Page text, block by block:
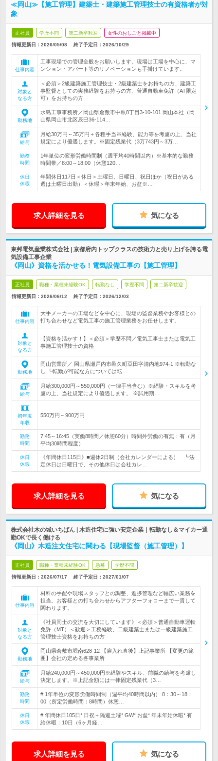
≪岡山≫【施工管理】建築士・建築施工管理技士の有資格者が対
象
正社員 学歴不問 第二新卒歓迎 女性のおしごと掲載中
情報更新日：2026/05/08 終了予定日： 2026/10/29
仕事内容
工事現場での管理全般をお願いします。現場は工場を中心に、マ
ンション・アパート等のリノベーションも手掛けています。
対象と
なる方
＜必須＞2級建築施工管理技士・2級建築士をお持ちの方、建築工
事監督としての実務経験をお持ちの方、普通自動車免許（AT限定
可）をお持ちの方
勤務地
水島工事事務所／岡山県倉敷市中畝8丁目3-10-101 岡山本社（岡
山県岡山市北区辰巳36-114…
給与
月給30万円～35万円＋各種手当※経験、能力等を考慮の上、当社
規定により優遇します。※固定残業代（3万743円～3万…
勤務
時間
1年単位の変形労働時間制（週平均40時間以内）※基本的な勤務
時間帯／8:00～18:00（休憩120…
休日
休暇
年間休日117日＜休日＞土曜日、日曜日、祝日ほか（祝日がある
週は土曜日出勤）＜休暇＞年末年始、お盆※…
求人詳細を見る 気になる
東邦電気産業株式会社 | 京都府内トップクラスの技術力と売り上げを誇る電
気設備工事企業
《岡山》資格を活かせる！電気設備工事の【施工管理】
正社員 職種・業種未経験OK 転勤なし 学歴不問 第二新卒歓迎
情報更新日：2026/06/12 終了予定日： 2026/12/03
仕事内容
大手メーカーの工場などを中心に、現場の監督業務やお客様との
打ち合わせなど電気工事の施工管理業務をお任せします。
対象と
なる方
【資格を活かす！】＜必須＞学歴不問／電気工事士または電気工
事施工管理技士の資格
勤務地
岡山営業所／ 岡山県瀬戸内市邑久町豆田字清内地974-1 ※転勤な
し ┗転勤が可能な方については転…
給与
月給300,000円～550,000円（一律手当含む）※経験・スキルを考
慮の上、当社規定により優遇します。 ※試用期…
初年度
年収
550万円～900万円
勤務
時間
7:45～16:45（実働8時間／休憩60分）時間外労働の有無：有（月
平均30時間程度）
休日
休暇
《年間休日115日》■週休2日制（会社カレンダーによる） ┗法
定休日は日曜日で、その他休日は会社カレ…
求人詳細を見る 気になる
株式会社木の城いちばん | 木造住宅に強い安定企業｜転勤なし＆マイカー通
勤OKで長く働ける
《岡山》木造注文住宅に関わる【現場監督（施工管理）】
正社員 職種・業種未経験OK 急募 学歴不問
情報更新日：2026/07/17 終了予定日： 2027/01/07
仕事内容
材料の手配や現場スタッフとの調整、進捗管理など幅広い業務を
担当。お客様との打ち合わせからアフターフォローまで一貫して
関わります。
対象と
なる方
《社員同士の交流を大切にしています》＜必須＞普通自動車運転
免許（MT）＜歓迎＞工務経験、二級建築士または一級建築施工
管理技士資格をお持ちの方
勤務地
岡山県倉敷市堀南628‐12 【雇入れ直後】上記事業所 【変更の範
囲】会社の定める各事業所
給与
月給240,000円～450,000円※経験やスキル、前職の給与を考慮し
決定します。※上記金額には一律固定残業代（3…
勤務
時間
# 1年単位の変形労働時間制（週平均40時間以内） 8：30～18：
00（所定労働時間：8時間）休憩…
休日
休暇
# 年間休日105日* 日祝＋隔週土曜* GW* お盆* 年末年始休暇* 有
給休暇：10日（6ヶ月経…
求人詳細を見る 気になる